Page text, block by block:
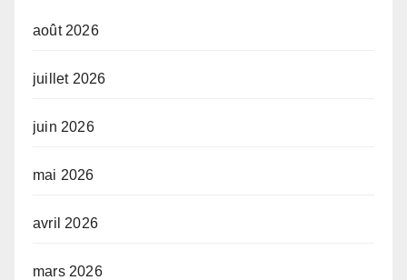
août 2026
juillet 2026
juin 2026
mai 2026
avril 2026
mars 2026